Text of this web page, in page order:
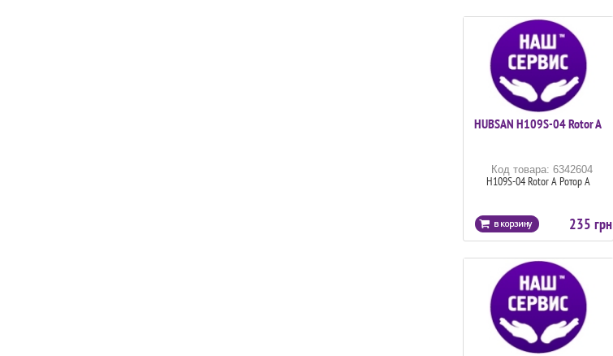
HUBSAN H109S-04 Rotor A
Код товара: 6342604
H109S-04 Rotor A Ротор А
235 грн